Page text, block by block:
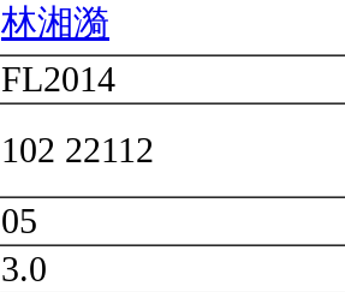
林湘漪
FL2014
102 22112
05
3.0